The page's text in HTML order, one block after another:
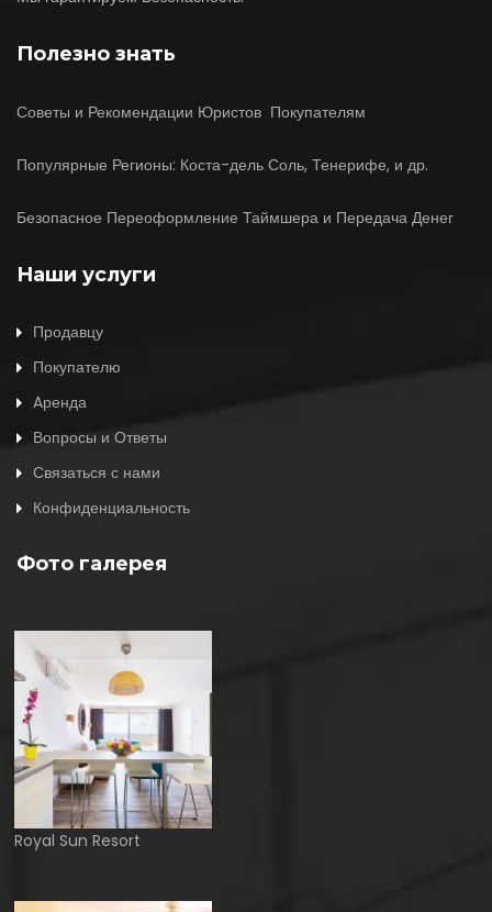
Полезно знать
Советы и Рекомендации Юристов Покупателям
Популярные Регионы: Коста-дель Соль, Тенерифе, и др.
Безопасное Переоформление Таймшера и Передача Денег
Наши услуги
Продавцу
Покупателю
Aренда
Вопросы и Ответы
Связаться с нами
Конфиденциальность
Фото галерея
Royal Sun Resort